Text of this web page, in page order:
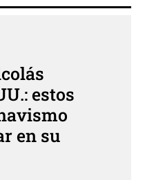
estos
en su